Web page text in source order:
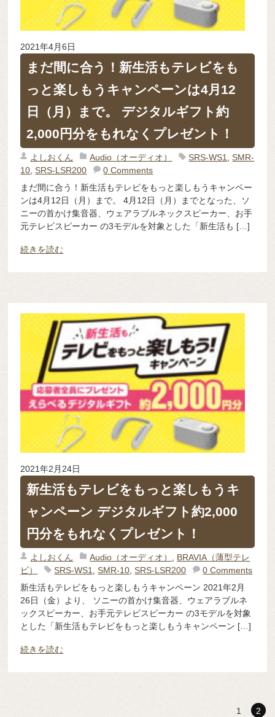
2021年4月6日
まだ間に合う！新生活もテレビをも
っと楽しもうキャンペーンは4月12
日（月）まで。 デジタルギフト約
2,000円分をもれなくプレゼント！
よしおくん Audio（オーディオ） SRS-WS1 ,SMR-
10 ,SRS-LSR200
0 Comments
まだ間に合う！新生活もテレビをもっと楽しもうキャンペー
ンは4月12日（月）まで。 4月12日（月）までとなった、ソ
ニーの首かけ集音器、ウェアラブルネックスピーカー、お手
元テレビスピーカー の3モデルを対象とした「新生活も […]
続きを読む
2021年2月24日
新生活もテレビをもっと楽しもうキ
ャンペーン デジタルギフト約2,000
円分をもれなくプレゼント！
よしおくん Audio（オーディオ）
BRAVIA（薄型テレ
ビ）
SRS-WS1 ,SMR-10 ,SRS-LSR200
0 Comments
新生活もテレビをもっと楽しもうキャンペーン 2021年2月
26日（金）より、 ソニーの首かけ集音器、ウェアラブルネ
ックスピーカー、お手元テレビスピーカー の3モデルを対象
とした「新生活もテレビをもっと楽しもうキャンペーン […]
続きを読む
1 2